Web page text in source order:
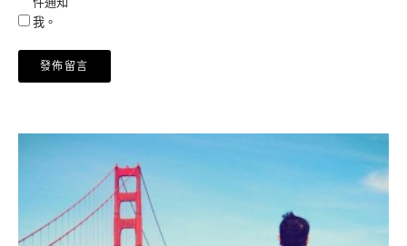
我。